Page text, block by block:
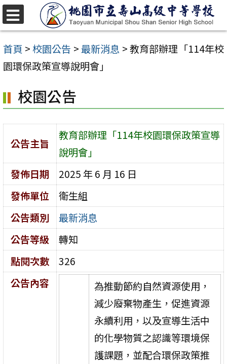
跳
至
主
要
容
區
首頁 >校園公告 >最新消息 >教育部辦理「114年校
園環保政策宣導說明會」
校園公告
公告主旨
教育部辦理「114年校園環保政策宣導
說明會」
發佈日期
2025 年 6 月 16 日
發佈單位
衛生組
公告類別
最新消息
公告等級
轉知
點閱次數
326
公告內容
為推動節約自然資源使用，
減少廢棄物產生，促進資源
永續利用，以及宣導生活中
的化學物質之認識等環境保
護課題，並配合環保政策推
選
單